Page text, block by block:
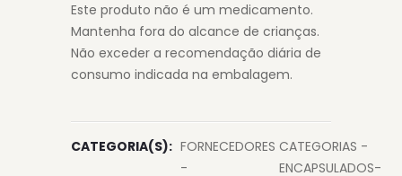
Este produto não é um medicamento.
Mantenha fora do alcance de crianças.
Não exceder a recomendação diária de
consumo indicada na embalagem.
CATEGORIA(S): FORNECEDORES
-
CATEGORIAS -
ENCAPSULADOS-